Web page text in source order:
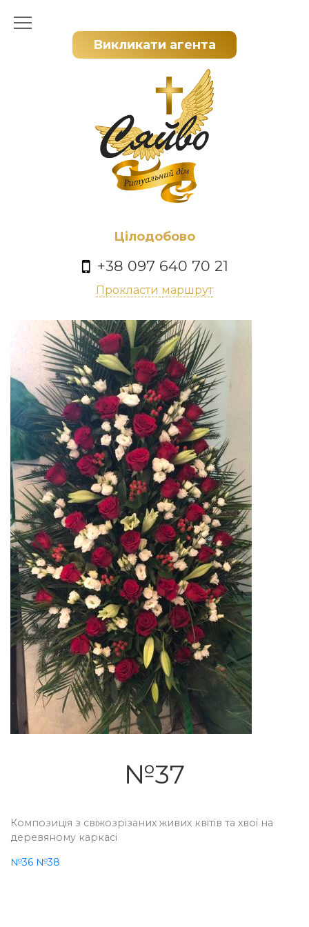
Викликати агента
Цілодобово
+38 097 640 70 21
Прокласти маршрут
№37
Композиція з свіжозрізаних живих квітів та хвої на
деревяному каркасі
№36 №38